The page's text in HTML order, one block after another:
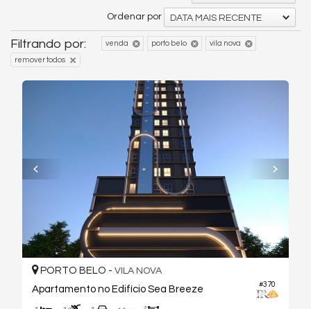
Ordenar por DATA MAIS RECENTE
Filtrando por: venda porto belo vila nova
remover todos
#370
PORTO BELO - VILA NOVA
Apartamento no Edifício Sea Breeze